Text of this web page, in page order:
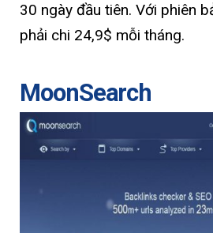
30 ngày đầu tiên. Với phiên
phải chi 24,9$ mỗi tháng.
MoonSearch